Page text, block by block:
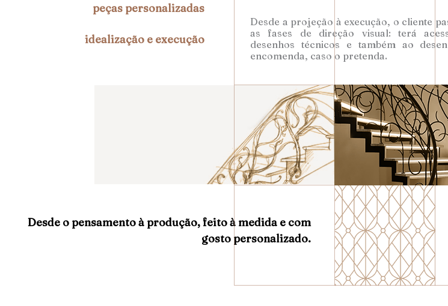
peças personalizadas
idealização e execução
Desde o pensamento à produção, feito à medida e com
gosto personalizado.
Desde a projeção à execução, o cliente
as fases de direção visual: terá
desenhos técnicos e também ao
encomenda, caso o pretenda.